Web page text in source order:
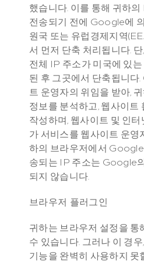
했습니다. 이를 통해 귀하
전송되기 전에 Google에
원국 또는 유럽경제지역
서 먼저 단축 처리됩니다.
전체 IP 주소가 미국에 있
된 후 그곳에서 단축됩니
트 운영자의 위임을 받아,
정보를 분석하고, 웹사이트
작성하며, 웹사이트 및 인
가 서비스를 웹사이트 운영
하의 브라우저에서
송되는 IP 주소는 Google
되지 않습니다.
브라우저 플러그인
귀하는 브라우저 설정을 통
수 있습니다. 그러나 이 경
기능을 완벽히 사용하지 못